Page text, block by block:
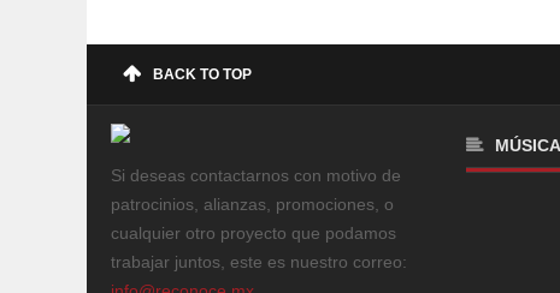
BACK TO TOP
Si deseas contactarnos con motivo de
patrocinios, alianzas, promociones, o
cualquier otro proyecto que podamos
trabajar juntos, este es nuestro correo:
MÚSICA